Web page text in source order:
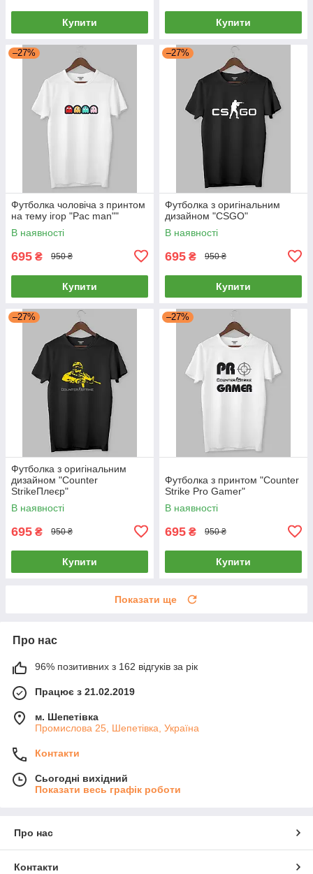
Купити Купити
–27%
Футболка чоловіча з принтом
на тему ігор "Pac man""
В наявності
695 ₴ 950 ₴
Купити
–27%
Футболка з оригінальним
дизайном "CSGO"
В наявності
695 ₴ 950 ₴
Купити
–27%
Футболка з оригінальним
дизайном "Counter
StrikeПлеєр"
В наявності
695 ₴ 950 ₴
Купити
–27%
Футболка з принтом "Counter
Strike Pro Gamer"
В наявності
695 ₴ 950 ₴
Купити
Показати ще
Про нас
96% позитивних з 162 відгуків за рік
Працює з 21.02.2019
м. Шепетівка
Промислова 25, Шепетівка, Україна
Контакти
Сьогодні вихідний
Показати весь графік роботи
Про нас
Контакти